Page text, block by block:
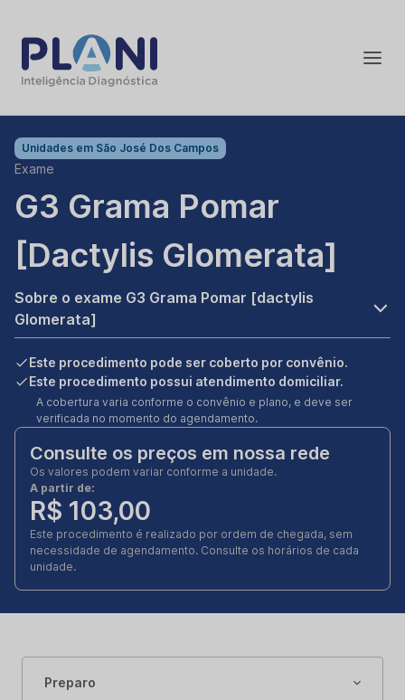
Unidades em São José Dos Campos
Exame
G3 Grama Pomar
[dactylis Glomerata]
Sobre o exame G3 Grama Pomar [dactylis
Glomerata]
Este procedimento pode ser coberto por convênio.
Este procedimento possui atendimento domiciliar.
A cobertura varia conforme o convênio e plano, e deve ser
verificada no momento do agendamento.
Consulte os preços em nossa rede
Os valores podem variar conforme a unidade.
A partir de:
R$ 103,00
Este procedimento é realizado por ordem de chegada, sem
necessidade de agendamento. Consulte os horários de cada
unidade.
Preparo